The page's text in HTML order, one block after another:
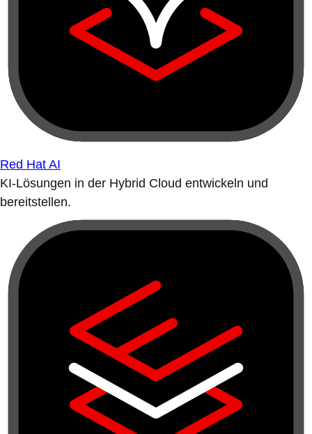
Red Hat AI
KI-Lösungen in der Hybrid Cloud entwickeln und
bereitstellen.